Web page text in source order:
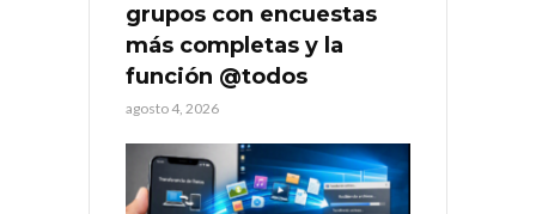
grupos con encuestas
más completas y la
función @todos
agosto 4, 2026